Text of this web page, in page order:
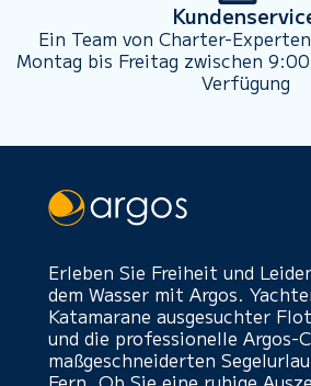
Ein Team von Charter-
Montag bis Freitag zwischen
Verfügung
Erleben Sie Freiheit und
dem Wasser mit Argos.
Katamarane ausgesuchter
und die professionelle Argos-
maßgeschneiderten